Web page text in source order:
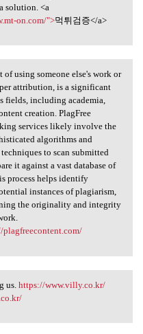
solution. <a
on.com/">먹튀검증</a>
act of using
of using someone else's work or
attribution, is a significant
fields, including academia,
creation. PlagFree
services likely involve the
algorithms and
to scan submitted
it against a vast database of
process helps identify
instances of plagiarism,
the originality and integrity
plagfreecontent.com/
us. https
us. https://www.villy.co.kr/